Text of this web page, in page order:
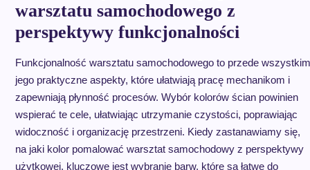
warsztatu samochodowego z
perspektywy funkcjonalności
Funkcjonalność warsztatu samochodowego to przede wszystkim
jego praktyczne aspekty, które ułatwiają pracę mechanikom i
zapewniają płynność procesów. Wybór kolorów ścian powinien
wspierać te cele, ułatwiając utrzymanie czystości, poprawiając
widoczność i organizację przestrzeni. Kiedy zastanawiamy się,
na jaki kolor pomalować warsztat samochodowy z perspektywy
użytkowej, kluczowe jest wybranie barw, które są łatwe do